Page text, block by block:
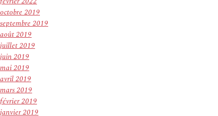
octobre 2019
septembre 2019
août 2019
juillet 2019
juin 2019
mai 2019
avril 2019
mars 2019
février 2019
janvier 2019